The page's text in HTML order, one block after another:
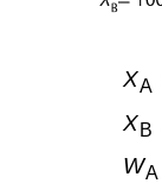
XA
XB
WA